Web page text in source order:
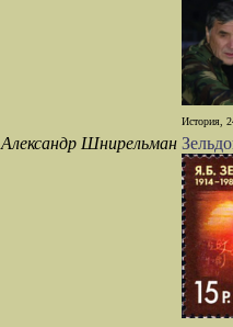
История,
Александр Шнирельман